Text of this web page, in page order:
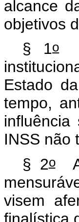
alcance
objetivos
§ 1o
Estado
tempo,
INSS não
§ 2o
visem
finalística